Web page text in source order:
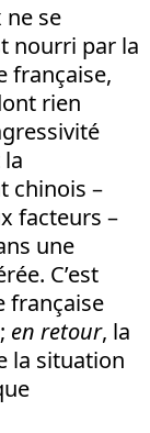
ne se
nourri par la
française,
rien
chinois –
facteurs –
une
C’est
française
en retour, la
la situation